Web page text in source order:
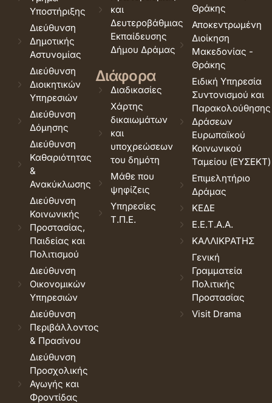
Υποστήριξης
Διεύθυνση
Δημοτικής
Αστυνομίας
Διεύθυνση
Διοικητικών
Υπηρεσιών
Διεύθυνση
Δόμησης
Διεύθυνση
Καθαριότητας
&
Ανακύκλωσης
Διεύθυνση
Κοινωνικής
Προστασίας,
Παιδείας και
Πολιτισμού
Διεύθυνση
Οικονομικών
Υπηρεσιών
Διεύθυνση
Περιβάλλοντος
& Πρασίνου
Διεύθυνση
Προσχολικής
Αγωγής και
Φροντίδας
και
Δευτεροβάθμιας
Εκπαίδευσης
Δήμου Δράμας
Διάφορα
Διαδικασίες
Χάρτης
δικαιωμάτων
και
υποχρεώσεων
του δημότη
Μάθε που
ψηφίζεις
Υπηρεσίες
Τ.Π.Ε.
Θράκης
Αποκεντρωμένη
Διοίκηση
Μακεδονίας -
Θράκης
Ειδική Υπηρεσία
Συντονισμού και
Παρακολούθησης
Δράσεων
Ευρωπαϊκού
Κοινωνικού
Ταμείου (ΕΥΣΕΚΤ)
Επιμελητήριο
Δράμας
ΚΕΔΕ
Ε.Ε.Τ.Α.Α.
ΚΑΛΛΙΚΡΑΤΗΣ
Γενική
Γραμματεία
Πολιτικής
Προστασίας
Visit Drama